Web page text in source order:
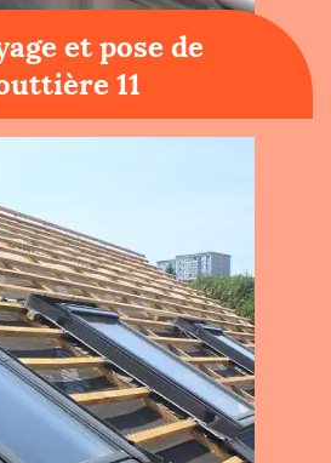
et pose de
11